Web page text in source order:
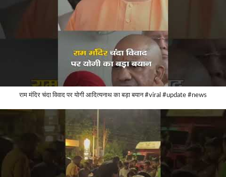
राम मंदिर चंदा विवाद पर योगी आदित्यनाथ का बड़ा बयान #viral #update #news